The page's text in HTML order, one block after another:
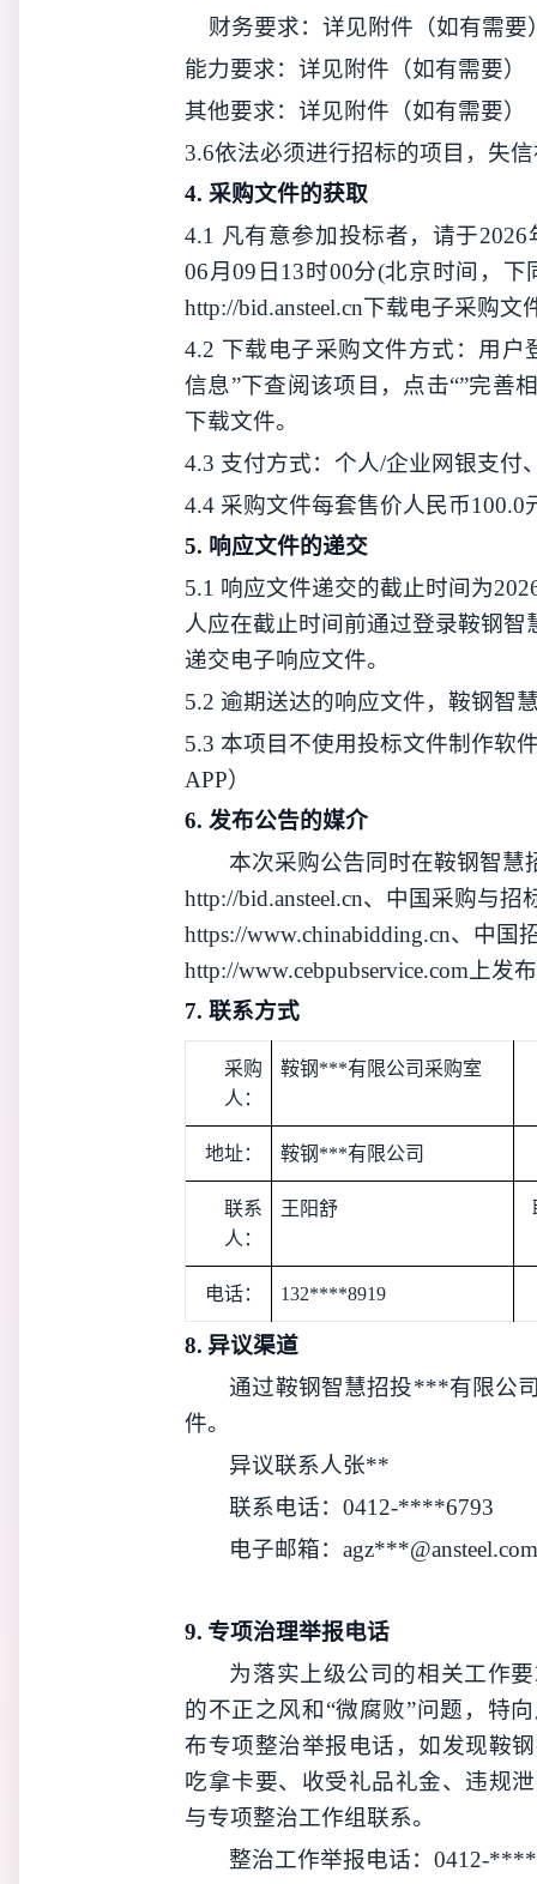
财务要求：详见附件（如有需要
能力要求：详见附件（如有需要）
其他要求：详见附件（如有需要）
3.6依法必须进行招标的项目，失
4. 采购文件的获取
4.1 凡有意参加投标者，请于2026
06月09日13时00分(北京时间，下
http://bid.ansteel.cn下载电子采购文
4.2 下载电子采购文件方式：用户
信息”下查阅该项目，点击“”完善
下载文件。
4.3 支付方式：个人/企业网银支付
4.4 采购文件每套售价人民币100.0
5. 响应文件的递交
5.1 响应文件递交的截止时间为
人应在截止时间前通过登录鞍钢智
递交电子响应文件。
5.2 逾期送达的响应文件， 鞍钢智
5.3 本项目不使用投标文件制作软
APP）
6. 发布公告的媒介
本次采购公告同时在鞍钢智慧
http://bid.ansteel.cn、中国采购与招
https://www.chinabidding.cn、中国
http://www.cebpubservice.com上发
7. 联系方式
采购
人：
鞍钢***有限公司采购室
地址： 鞍钢***有限公司
联系
人：
王阳舒
电话： 132****8919
8. 异议渠道
通过鞍钢智慧招投***有限公
件。
异议联系人张**
联系电话：0412-****6793
电子邮箱：
9. 专项治理举报电话
为落实上级公司的相关工作
的不正之风和“微腐败”问题，特
布专项整治举报电话，如发现鞍
吃拿卡要、收受礼品礼金、违规
与专项整治工作组联系。
整治工作举报电话：0412-